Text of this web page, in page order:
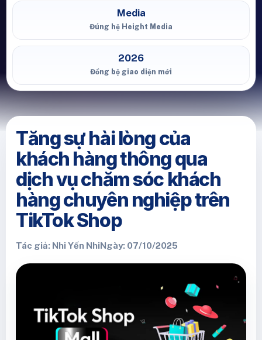
Media
Đúng hệ Height Media
2026
Đồng bộ giao diện mới
Tăng sự hài lòng của
khách hàng thông qua
dịch vụ chăm sóc khách
hàng chuyên nghiệp trên
TikTok Shop
Tác giả: Nhi Yến NhiNgày: 07/10/2025